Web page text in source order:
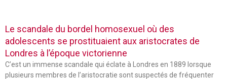
Le scandale du bordel homosexuel où des
adolescents se prostituaient aux aristocrates de
Londres à l’époque victorienne
C’est un immense scandale qui éclate à Londres en 1889 lorsque
plusieurs membres de l’aristocratie sont suspectés de fréquenter